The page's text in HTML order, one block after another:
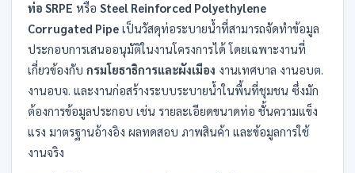
ท่อ SRPE หรือ Steel Reinforced Polyethylene
Corrugated Pipe เป็นวัสดุท่อระบายน้ำที่สามารถจัดทำข้อมูล
ประกอบการเสนออนุมัติในงานโครงการได้ โดยเฉพาะงานที่
เกี่ยวข้องกับ กรมโยธาธิการและผังเมือง งานเทศบาล งานอบต.
งานอบจ. และงานก่อสร้างระบบระบายน้ำในพื้นที่ชุมชน ซึ่งมัก
ต้องการข้อมูลประกอบ เช่น รายละเอียดขนาดท่อ ชั้นความแข็ง
แรง มาตรฐานอ้างอิง ผลทดสอบ ภาพสินค้า และข้อมูลการใช้
งานจริง